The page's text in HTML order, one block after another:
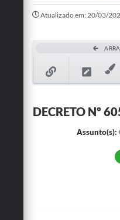
Mapa do Site
SIC
Atualizado em: 20/03/
DECRETO Nº
Assunto(s):